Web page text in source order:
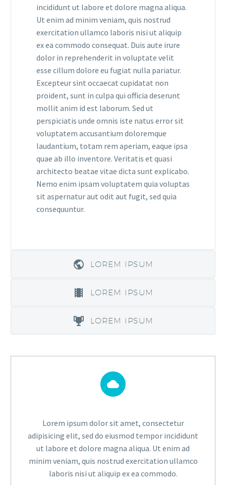
incididunt ut labore et dolore magna aliqua.
Ut enim ad minim veniam, quis nostrud
exercitation ullamco laboris nisi ut aliquip
ex ea commodo consequat. Duis aute irure
dolor in reprehenderit in voluptate velit
esse cillum dolore eu fugiat nulla pariatur.
Excepteur sint occaecat cupidatat non
proident, sunt in culpa qui officia deserunt
mollit anim id est laborum. Sed ut
perspiciatis unde omnis iste natus error sit
voluptatem accusantium doloremque
laudantium, totam rem aperiam, eaque ipsa
quae ab illo inventore. Veritatis et quasi
architecto beatae vitae dicta sunt explicabo.
Nemo enim ipsam voluptatem quia voluptas
sit aspernatur aut odit aut fugit, sed quia
consequuntur.
LOREM IPSUM
LOREM IPSUM
LOREM IPSUM


Lorem ipsum dolor sit amet, consectetur
adipisicing elit, sed do eiusmod tempor incididunt
ut labore et dolore magna aliqua. Ut enim ad
minim veniam, quis nostrud exercitation ullamco
laboris nisi ut aliquip ex ea commodo.